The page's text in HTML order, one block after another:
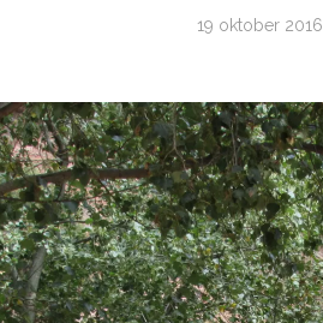
19 oktober 2016